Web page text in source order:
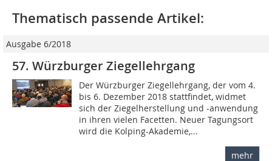
Thematisch passende Artikel:
Ausgabe 6/2018
57. Würzburger Ziegellehrgang
Der Würzburger Ziegellehrgang, der vom 4.
bis 6. Dezember 2018 stattfindet, widmet
sich der Ziegelherstellung und -anwendung
in ihren vielen Facetten. Neuer Tagungsort
wird die Kolping-Akademie,...
mehr